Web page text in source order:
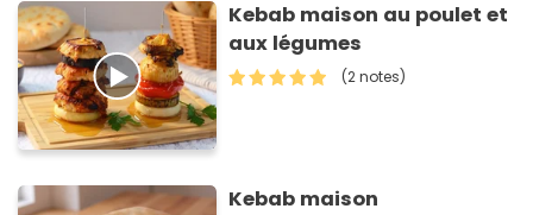
Kebab maison au poulet et
aux légumes
(2 notes)
Kebab maison